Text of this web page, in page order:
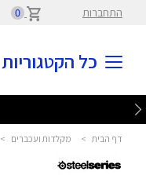
התחברות 0
כל הקטגוריות
דף הבית > מקלדות ועכברים >